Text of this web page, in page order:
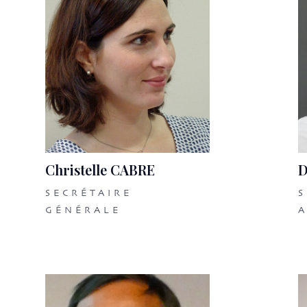
Christelle CABRE
SECRÉTAIRE
GÉNÉRALE